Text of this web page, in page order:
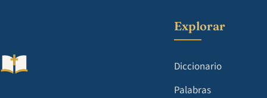
Explorar
Diccionario
Palabras